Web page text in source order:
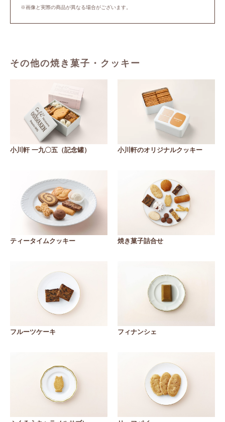
※画像と実際の商品が異なる場合がございます。
その他の焼き菓子・クッキー
小川軒 一九〇五（記念罐） 小川軒のオリジナルクッキー
ティータイムクッキー 焼き菓子詰合せ
フルーツケーキ フィナンシェ